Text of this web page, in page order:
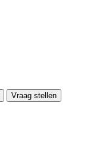
Vraag stellen